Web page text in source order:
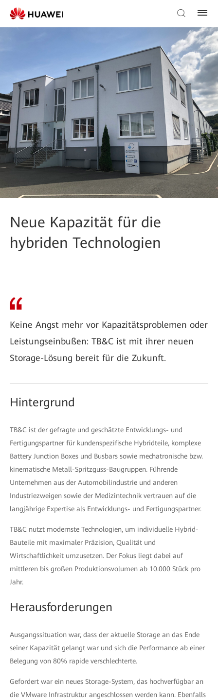
Neue Kapazität für die
hybriden Technologien
Keine Angst mehr vor Kapazitätsproblemen oder
Leistungseinbußen: TB&C ist mit ihrer neuen
Storage-Lösung bereit für die Zukunft.
Hintergrund
TB&C ist der gefragte und geschätzte Entwicklungs- und
Fertigungspartner für kundenspezifische Hybridteile, komplexe
Battery Junction Boxes und Busbars sowie mechatronische bzw.
kinematische Metall-Spritzguss-Baugruppen. Führende
Unternehmen aus der Automobilindustrie und anderen
Industriezweigen sowie der Medizintechnik vertrauen auf die
langjährige Expertise als Entwicklungs- und Fertigungspartner.
TB&C nutzt modernste Technologien, um individuelle Hybrid-
Bauteile mit maximaler Präzision, Qualität und
Wirtschaftlichkeit umzusetzen. Der Fokus liegt dabei auf
mittleren bis großen Produktionsvolumen ab 10.000 Stück pro
Jahr.
Herausforderungen
Ausgangssituation war, dass der aktuelle Storage an das Ende
seiner Kapazität gelangt war und sich die Performance ab einer
Belegung von 80% rapide verschlechterte.
Gefordert war ein neues Storage-System, das hochverfügbar an
die VMware Infrastruktur angeschlossen werden kann. Ebenfalls